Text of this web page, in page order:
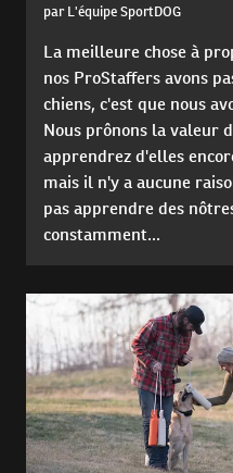
par L'équipe SportDOG
La meilleure chose à
nos ProStaffers avons
chiens, c'est que nous
Nous prônons la valeur
apprendrez d'elles
mais il n'y a aucune
pas apprendre des
constamment...